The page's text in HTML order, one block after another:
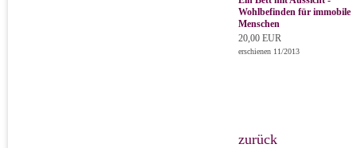
Wohlbefinden für immobile
Menschen
20,00 EUR
erschienen 11/2013
zurück